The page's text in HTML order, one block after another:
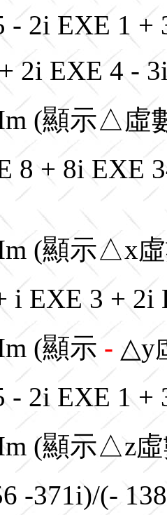
- 2i EXE 1
2i EXE 4 -
(顯示△虛
8 + 8i EXE
(顯示△x
i EXE 3 + 2i
(顯示 - △y
- 2i EXE 1
(顯示△z
-371i)/(-